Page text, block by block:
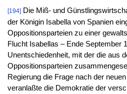
[194]Die Miß- und
der Königin Isabella von Spanien
Oppositionsparteien zu einer
Flucht Isabellas – Ende September
Unentschiedenheit, mit der die aus
Oppositionsparteien
Regierung die Frage nach der
veranlaßte die Demokratie der